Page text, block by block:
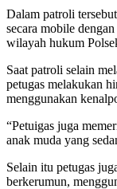
Dalam patroli
secara mobile
wilayah hukum
Saat patroli selain
petugas melakukan
menggunakan
“Petuigas juga
anak muda yang
Selain itu petugas
berkerumun,